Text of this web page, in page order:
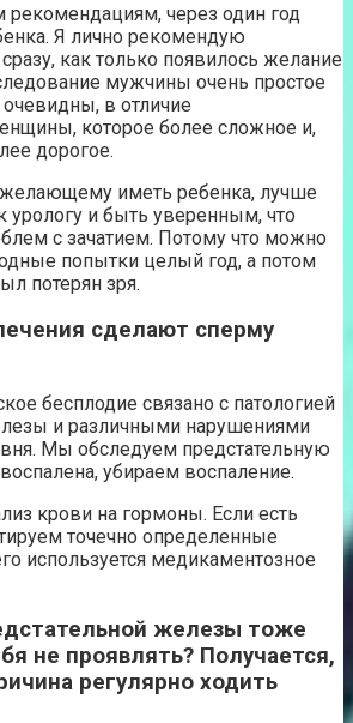
через один год
Я лично рекомендую
как только появилось желание
мужчины очень простое
очевидны, в отличие
которое более сложное и,
дорогое.
иметь ребенка, лучше
урологу и быть уверенным, что
с зачатием. Потому что можно
попытки целый год, а потом
потерян зря.
сделают сперму
бесплодие связано с патологией
и различными нарушениями
Мы обследуем предстательную
убираем воспаление.
крови на гормоны. Если есть
точечно определенные
используется медикаментозное
железы тоже
не проявлять? Получается,
регулярно ходить